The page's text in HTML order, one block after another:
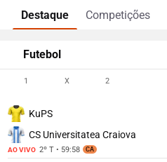
Destaque Competições
Futebol
1 X 2
KuPS
CS Universitatea Craiova
AO VIVO 2º T • 59:58 CA